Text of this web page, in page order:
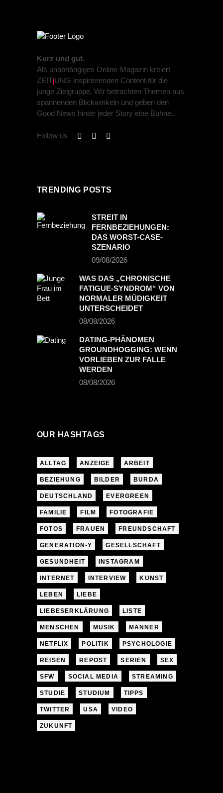
Kurz und gut.
Als unabhängiges Online-Magazin kreiert
ZEITjUNG inspirierenden Content für die
junge Zielgruppe. Wir betrachten Themen aus
spannenden Blickwinkeln und geben den
Good News hinter jeder Story eine Bühne.
Follow us
TRENDING POSTS
STREIT IN
FERNBEZIEHUNGEN:
DAS WORST-CASE-
SZENARIO
09/08/2026
WAS DAS „CHRONISCHE
FATIGUE-SYNDROM“ VON
NORMALER MÜDIGKEIT
UNTERSCHEIDET
08/08/2026
DATING-PHÄNOMEN
GROUNDHOGGING: WENN
VORLIEBEN ZUR FALLE
WERDEN
08/08/2026
OUR HASHTAGS
ALLTAG ANZEIGE ARBEIT
BEZIEHUNG BILDER BURDA
DEUTSCHLAND EVERGREEN
FAMILIE FILM FOTOGRAFIE
FOTOS FRAUEN FREUNDSCHAFT
GENERATION-Y GESELLSCHAFT
GESUNDHEIT INSTAGRAM
INTERNET INTERVIEW KUNST
LEBEN LIEBE
LIEBESERKLÄRUNG LISTE
MENSCHEN MUSIK MÄNNER
NETFLIX POLITIK PSYCHOLOGIE
REISEN REPOST SERIEN SEX
SFW SOCIAL MEDIA STREAMING
STUDIE STUDIUM TIPPS
TWITTER USA VIDEO
ZUKUNFT